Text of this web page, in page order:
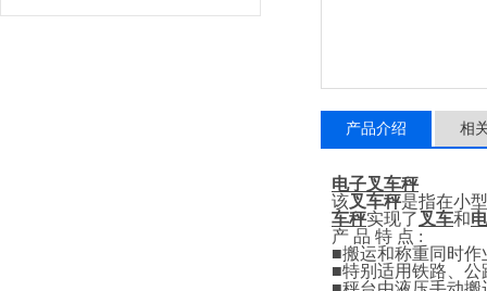
产品介绍 相
电子叉车秤
该叉车秤是指在小
车秤实现了 叉车和
产 品 特 点 :
■搬运和称重同时作
■特别适用铁路、